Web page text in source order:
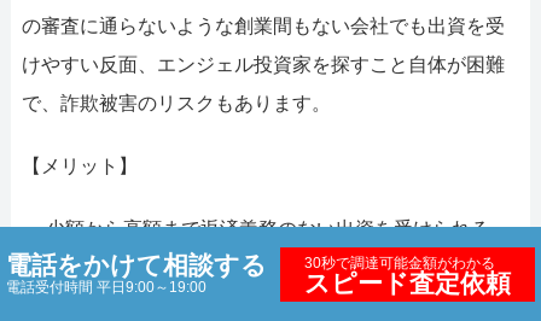
の審査に通らないような創業間もない会社でも出資を受
けやすい反面、エンジェル投資家を探すこと自体が困難
で、詐欺被害のリスクもあります。
【メリット】
少額から高額まで返済義務のない出資を受けられる
豊富な人脈の紹介や経営アドバイスを受けられること
電話をかけて相談する
電話受付時間 平日9:00～19:00
30秒で調達可能金額がわかる
スピード査定依頼